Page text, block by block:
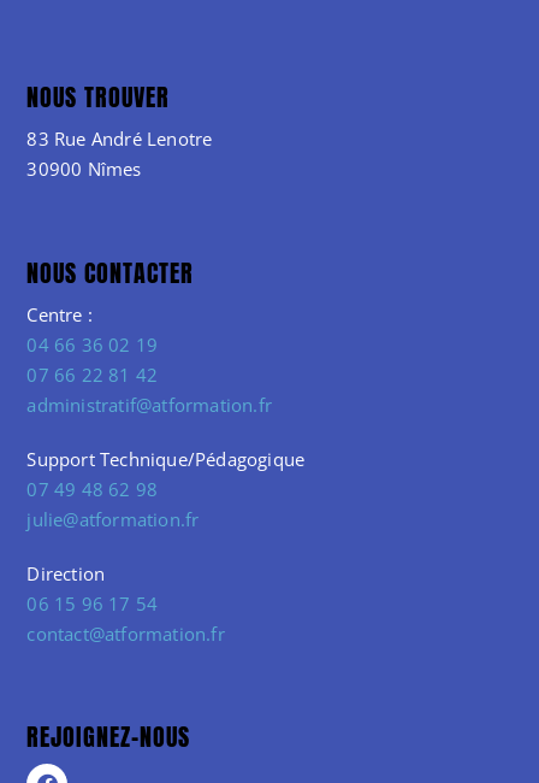
NOUS TROUVER
83 Rue André Lenotre
30900 Nîmes
NOUS CONTACTER
Centre :
04 66 36 02 19
07 66 22 81 42
administratif@atformation.fr
Support Technique/Pédagogique
07 49 48 62 98
julie@atformation.fr
Direction
06 15 96 17 54
contact@atformation.fr
REJOIGNEZ-NOUS